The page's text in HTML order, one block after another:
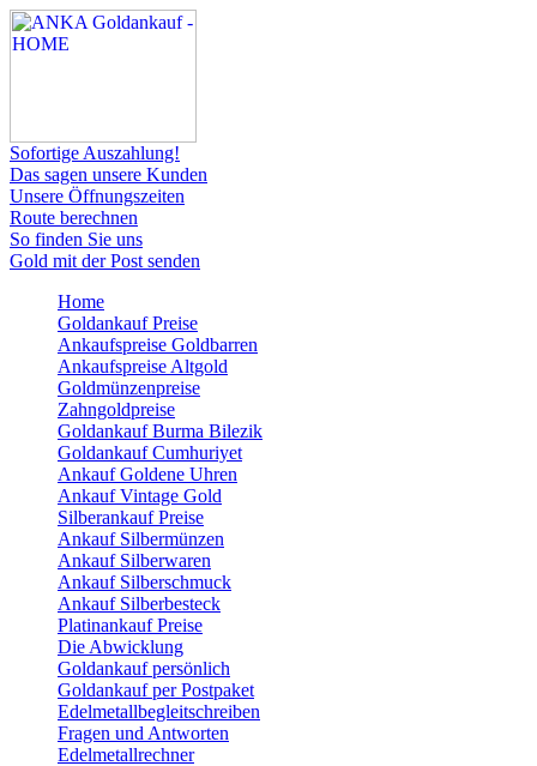
Sofortige Auszahlung!
Das sagen unsere Kunden
Unsere Öffnungszeiten
Route berechnen
So finden Sie uns
Gold mit der Post senden
Home
Goldankauf Preise
Ankaufspreise Goldbarren
Ankaufspreise Altgold
Goldmünzenpreise
Zahngoldpreise
Goldankauf Burma Bilezik
Goldankauf Cumhuriyet
Ankauf Goldene Uhren
Ankauf Vintage Gold
Silberankauf Preise
Ankauf Silbermünzen
Ankauf Silberwaren
Ankauf Silberschmuck
Ankauf Silberbesteck
Platinankauf Preise
Die Abwicklung
Goldankauf persönlich
Goldankauf per Postpaket
Edelmetallbegleitschreiben
Fragen und Antworten
Edelmetallrechner